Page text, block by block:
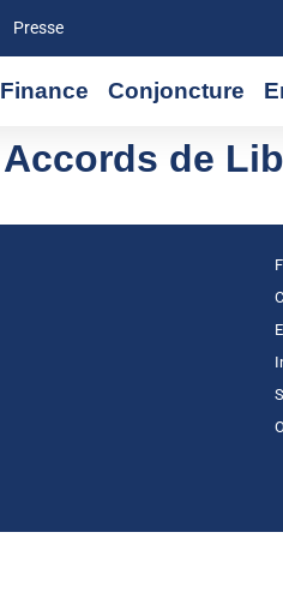
Presse
Finance Conjoncture
Accords de